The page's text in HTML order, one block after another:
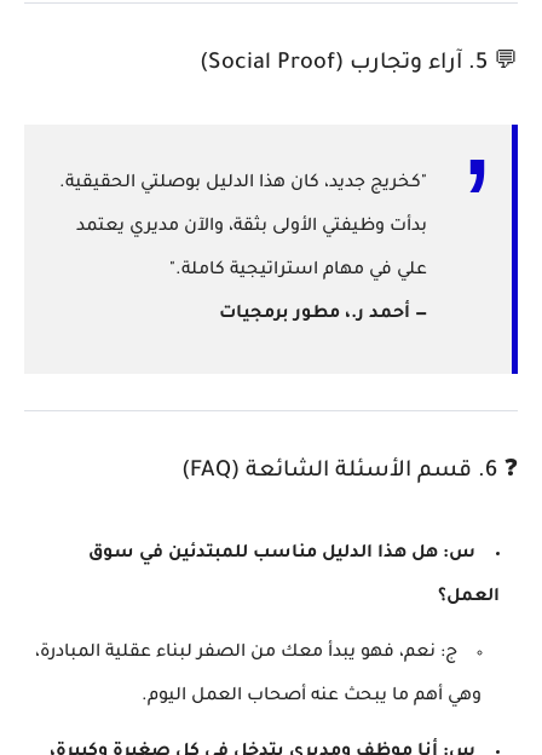
💬 5. آراء وتجارب (Social Proof)
"كخريج جديد، كان هذا الدليل بوصلتي الحقيقية.
بدأت وظيفتي الأولى بثقة، والآن مديري يعتمد
علي في مهام استراتيجية كاملة."
— أحمد ر.، مطور برمجيات
❓ 6. قسم الأسئلة الشائعة (FAQ)
س: هل هذا الدليل مناسب للمبتدئين في سوق
العمل؟
ج: نعم، فهو يبدأ معك من الصفر لبناء عقلية المبادرة،
وهي أهم ما يبحث عنه أصحاب العمل اليوم.